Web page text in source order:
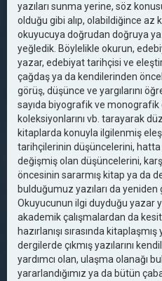
yazıları sunma yerine, söz
olduğu gibi alıp, olabildiğince az
okuyucuya doğrudan doğruya
yeğledik. Böylelikle okurun,
yazar, edebiyat tarihçisi ve
çağdaş ya da kendilerinden
görüş, düşünce ve yargılarını
sayıda biyografik ve monografik
koleksiyonlarını vb. tarayarak
kitaplarda konuyla ilgilenmiş
tarihçilerinin düşüncelerini,
değişmiş olan düşüncelerini,
öncesinin sararmış kitap ya da
bulduğumuz yazıları da yeniden
Okuyucunun ilgi duyduğu yazar
akademik çalışmalardan da
hazırlanışı sırasında
dergilerde çıkmış yazılarını
yardımcı olan, ulaşma olanağı
yararlandığımız ya da bütün